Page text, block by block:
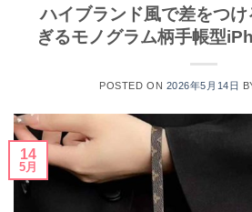
ハイブランド風で差をつ
ぎるモノグラム柄手帳型
POSTED ON 2026年5月14日
14
5月